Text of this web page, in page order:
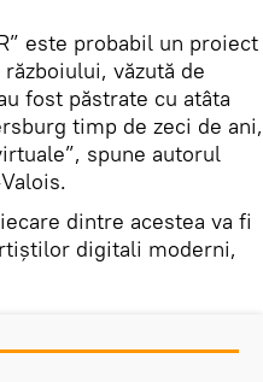
este probabil un proiect
văzută de
fost păstrate cu atâta
timp de zeci de ani,
spune autorul
dintre acestea va fi
digitali moderni,